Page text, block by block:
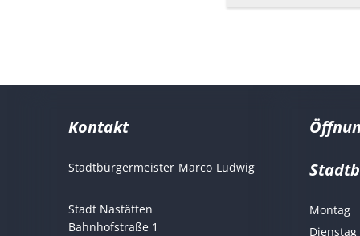
Verbandsgemeinde
Kontakt
Stadtbürgermeister Marco Ludwig
Stadt Nastätten
Bahnhofstraße 1
Montag
Dienstag